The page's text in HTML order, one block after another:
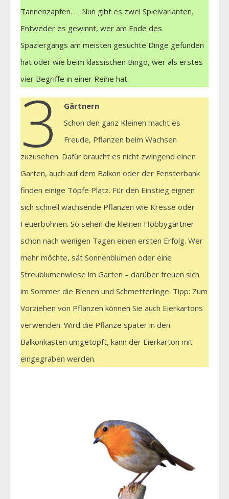
Tannenzapfen. … Nun gibt es zwei Spielvarianten.
Entweder es gewinnt, wer am Ende des
Spaziergangs am meisten gesuchte Dinge gefunden
hat oder wie beim klassischen Bingo, wer als erstes
vier Begriffe in einer Reihe hat.
3
Gärtnern
Schon den ganz Kleinen macht es
Freude, Pflanzen beim Wachsen
zuzusehen. Dafür braucht es nicht zwingend einen
Garten, auch auf dem Balkon oder der Fensterbank
finden einige Töpfe Platz. Für den Einstieg eignen
sich schnell wachsende Pflanzen wie Kresse oder
Feuerbohnen. So sehen die kleinen Hobbygärtner
schon nach wenigen Tagen einen ersten Erfolg. Wer
mehr möchte, sät Sonnenblumen oder eine
Streublumenwiese im Garten – darüber freuen sich
im Sommer die Bienen und Schmetterlinge. Tipp: Zum
Vorziehen von Pflanzen können Sie auch Eierkartons
verwenden. Wird die Pflanze später in den
Balkonkasten umgetopft, kann der Eierkarton mit
eingegraben werden.